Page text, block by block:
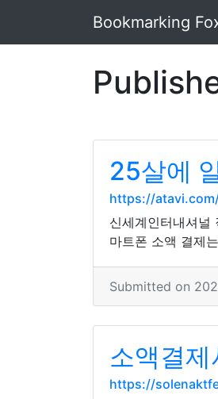
Bookmarking
25살에
https://
신세계인터내셔널
마트폰 소액 결제
Submitted on
소액결
https://